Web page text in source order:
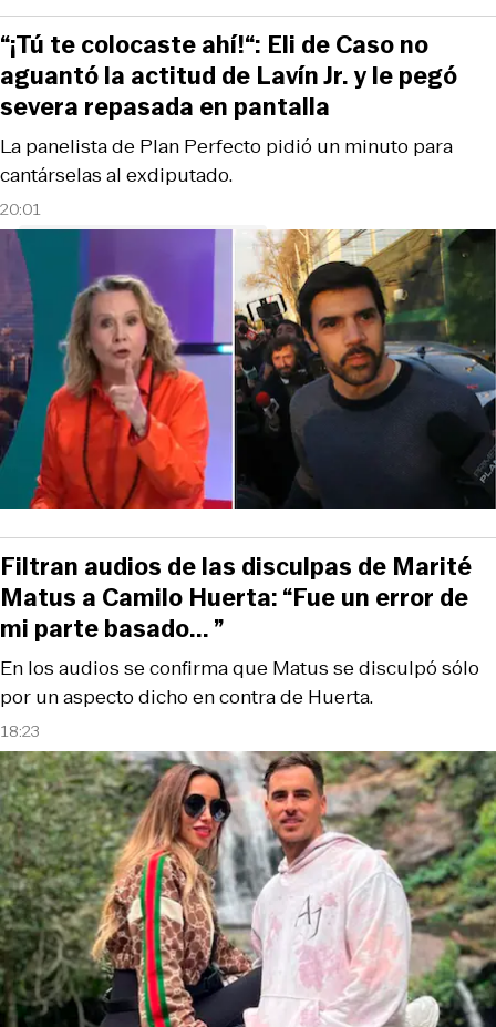
20:01
La panelista de Plan Perfecto pidió un minuto para
cantárselas al exdiputado.
“¡Tú te colocaste ahí!“: Eli de Caso no
aguantó la actitud de Lavín Jr. y le pegó
severa repasada en pantalla
18:23
En los audios se confirma que Matus se disculpó sólo
por un aspecto dicho en contra de Huerta.
Filtran audios de las disculpas de Marité
Matus a Camilo Huerta: “Fue un error de
mi parte basado... ”